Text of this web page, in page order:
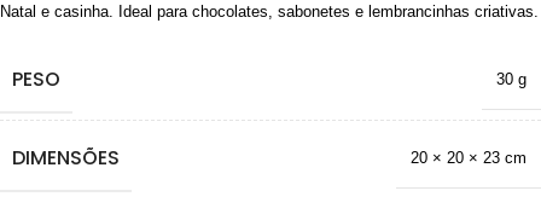
Natal e casinha. Ideal para chocolates, sabonetes e lembrancinhas criativas.
PESO 30 g
DIMENSÕES 20 × 20 × 23 cm